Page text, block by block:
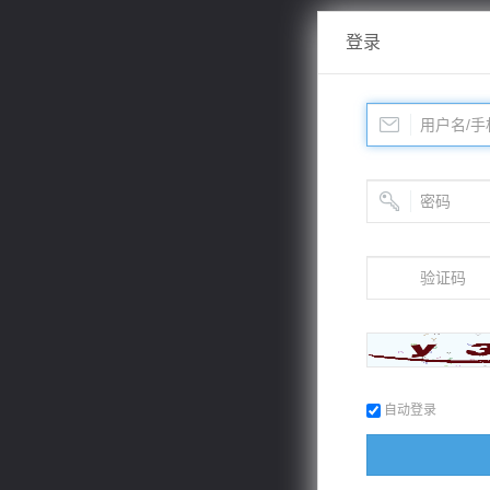
登录
自动登录